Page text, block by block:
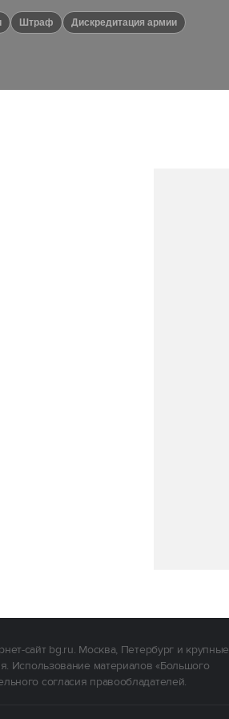
Штраф дискредитация армии
сайт bg.ru. Москва, Петербург и крупные
Использование материалов «Большого
согласия правообладателей.